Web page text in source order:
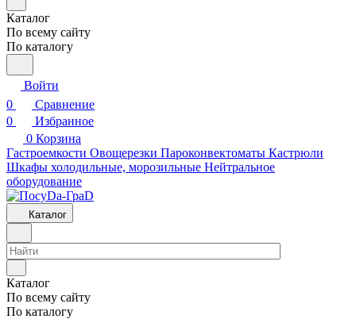
Каталог
По всему сайту
По каталогу
Войти
0
Сравнение
0
Избранное
0 Корзина
Гастроемкости Овощерезки Пароконвектоматы Кастрюли
Шкафы холодильные, морозильные Нейтральное
оборудование
Каталог
Каталог
По всему сайту
По каталогу